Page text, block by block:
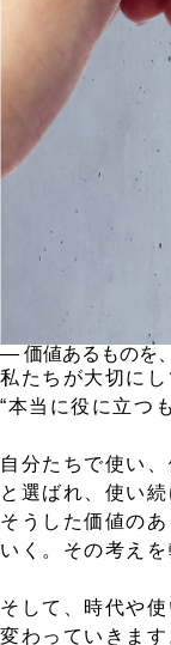
― 価値あるものを
私たちが大切にし
“本当に役に立つ
自分たちで使い
と選ばれ、使い続
そうした価値の
いく。その考え
そして、時代や
変わっていきます